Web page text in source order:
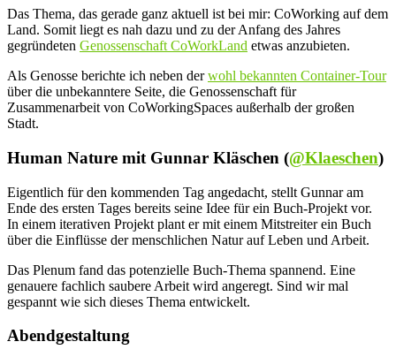
Das Thema, das gerade ganz aktuell ist bei mir: CoWorking auf dem
Land. Somit liegt es nah dazu und zu der Anfang des Jahres
gegründeten Genossenschaft CoWorkLand etwas anzubieten.
Als Genosse berichte ich neben derwohl bekannten Container-Tour
über die unbekanntere Seite, die Genossenschaft für
Zusammenarbeit von CoWorkingSpaces außerhalb der großen
Stadt.
Human Nature mit Gunnar Kläschen (@Klaeschen)
Eigentlich für den kommenden Tag angedacht, stellt Gunnar am
Ende des ersten Tages bereits seine Idee für ein Buch-Projekt vor.
In einem iterativen Projekt plant er mit einem Mitstreiter ein Buch
über die Einflüsse der menschlichen Natur auf Leben und Arbeit.
Das Plenum fand das potenzielle Buch-Thema spannend. Eine
genauere fachlich saubere Arbeit wird angeregt. Sind wir mal
gespannt wie sich dieses Thema entwickelt.
Abendgestaltung